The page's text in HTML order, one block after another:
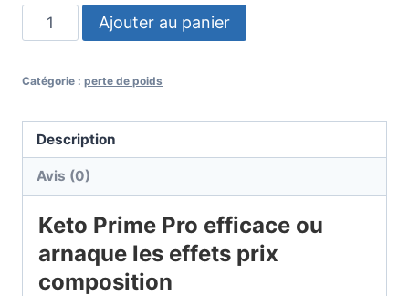
quantité
de
Prime
Ajouter au panier
Catégorie : perte de poids
Description
Avis (0)
Keto Prime Pro efficace ou
arnaque les effets prix
composition